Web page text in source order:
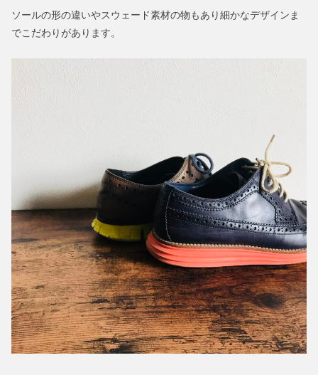
ソールの形の違いやスウェード素材の物もあり細かなデザインま
でこだわりがあります。